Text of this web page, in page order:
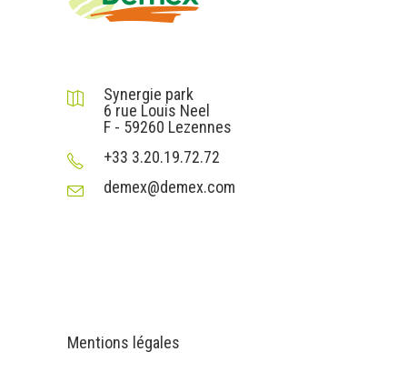
Synergie park
6 rue Louis Neel
F - 59260 Lezennes
+33 3.20.19.72.72
demex@demex.com
Mentions légales